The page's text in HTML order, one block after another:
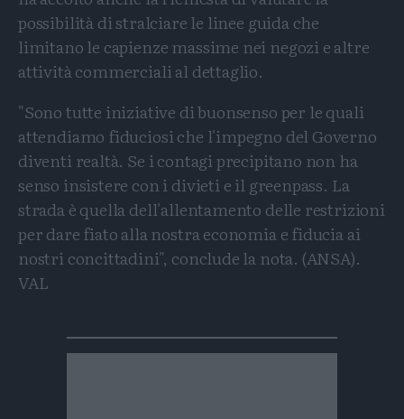
possibilità di stralciare le linee guida che
limitano le capienze massime nei negozi e altre
attività commerciali al dettaglio.
"Sono tutte iniziative di buonsenso per le quali
attendiamo fiduciosi che l'impegno del Governo
diventi realtà. Se i contagi precipitano non ha
senso insistere con i divieti e il greenpass. La
strada è quella dell'allentamento delle restrizioni
per dare fiato alla nostra economia e fiducia ai
nostri concittadini", conclude la nota. (ANSA).
VAL